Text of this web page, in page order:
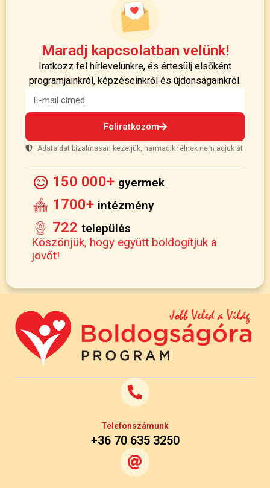
Maradj kapcsolatban velünk!
Iratkozz fel hírlevelünkre, és értesülj elsőként
programjainkról, képzéseinkről és újdonságainkról.
Feliratkozom
Adataidat bizalmasan kezeljük, harmadik félnek nem adjuk át
150 000+ gyermek
1700+ intézmény
722 település
Köszönjük, hogy együtt boldogítjuk a
jövőt!
Telefonszámunk
+36 70 635 3250